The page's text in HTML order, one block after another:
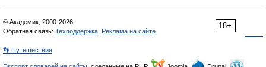
18+
© Академик, 2000-2026
Обратная связь: Техподдержка Реклама на сайте
👣 Путешествия